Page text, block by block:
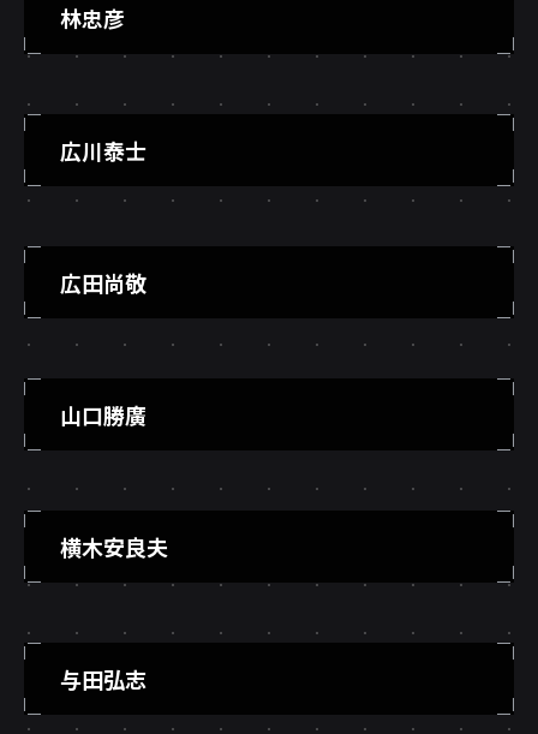
林忠彦
広川泰士
広田尚敬
山口勝廣
横木安良夫
与田弘志